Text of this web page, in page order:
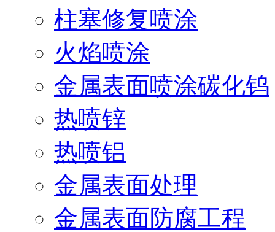
柱塞修复喷涂
火焰喷涂
金属表面喷涂碳化钨
热喷锌
热喷铝
金属表面处理
金属表面防腐工程